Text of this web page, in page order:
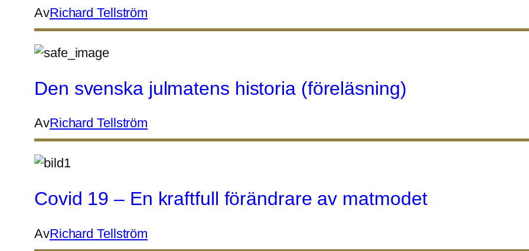
AvRichard Tellström
Den svenska julmatens historia (föreläsning)
AvRichard Tellström
Covid 19 – En kraftfull förändrare av matmodet
AvRichard Tellström